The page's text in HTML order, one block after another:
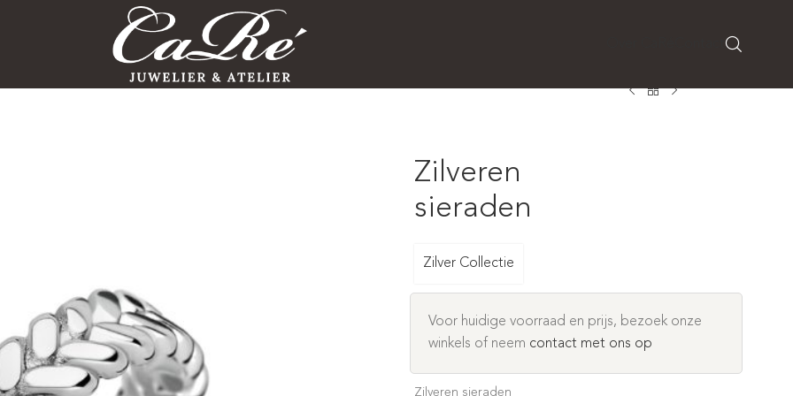
Zilveren
sieraden
Zilver Collectie
Voor huidige voorraad en prijs, bezoek onze
winkels of neem contact met ons op
Zilveren sieraden